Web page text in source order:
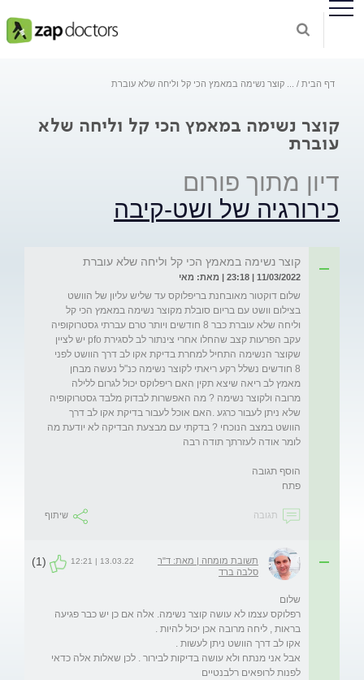
דף הבית קוצר נשימה במאמץ הכי קל וליחה שלא עוברת
קוצר נשימה במאמץ הכי קל וליחה שלא
עוברת
דיון מתוך פורום
כירורגיה של ושט-קיבה
קוצר נשימה במאמץ הכי קל וליחה שלא עוברת
11/03/2022 | 23:18 | מאת: מאי
שלום דוקטור מאובחנת בריפלוקס עד שליש עליון של הוושט
בצילום וושט עם בריום סובלת מקוצר נשימה במאמץ הכי קל
וליחה שלא עוברת כבר 8 חודשים ויותר טרם עברתי גסטרוקופיה
עקב הפרעות קצב שהחלו אחרי צינתור לב לסגירת pfo יש לציין
שקוצר הנשימה התחיל למחרת בדיקת אקו לב דרך הוושט לפני
8 חודשים נשלל רקע ריאתי לקוצר נשימה כנ"ל נעשה מבחן
מאמץ לב ריאה שיצא תקין האם ריפלוקס יכול לגרום ללילה
מרובה ולקוצר נשימה ? מה האפשרות לבדוק מלבד גסטרוקופיה
שלא ניתן לעבור כרגע .האם אוכל לעבור בדיקת אקו לב דרך
הוושט במצב הנוכחי ? בדקתי עם מבצעת הבדיקה לא יודעת מה
פתח
תגובה שיתוף
תשובת מומחה | מאת: ד"ר
סלבה ברד
13.03.22 | 12:21
(1)
רפלוקס עצמו לא עושה קוצר נשימה. אלה אם כן יש כבר פגיעה
אבל אני מנתח ולא עושה בדיקות לבירור . לכן שאלות אלה כדאי